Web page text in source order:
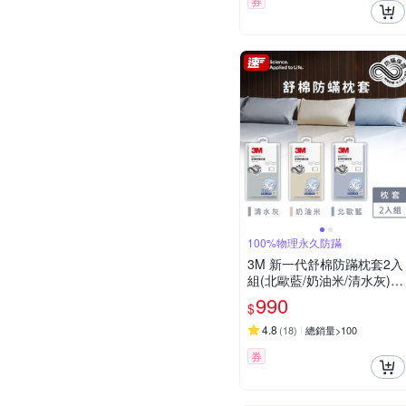
100%物理永久防蹣
3M 新一代舒棉防蹣枕套2入
組(北歐藍/奶油米/清水灰)－
三色任選
$990
4.8 (18) 總銷量>100
券